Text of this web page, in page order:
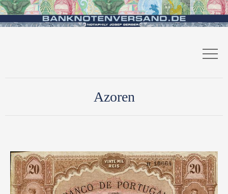
Azoren